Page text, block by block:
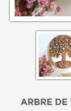
ARBRE DE